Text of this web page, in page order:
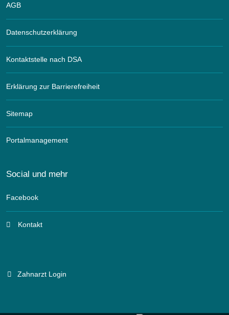
AGB
Datenschutzerklärung
Kontaktstelle nach DSA
Erklärung zur Barrierefreiheit
Sitemap
Portalmanagement
Social und mehr
Facebook
Kontakt
Zahnarzt Login